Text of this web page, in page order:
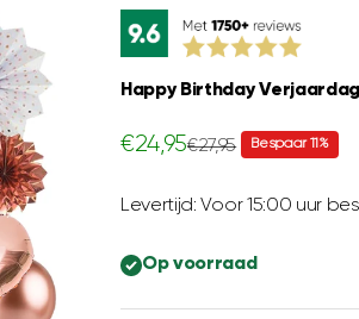
Happy Birthday
Aanbiedingsprijs
€24,95Normale prijs
€27,95 Bespaar 11%
Levertijd: Voor 15:00 uur
Op voorraad